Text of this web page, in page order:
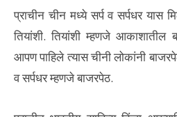
प्राचीन चीन मध्ये सर्प व सर्पधर
तियांशी. तियांशी म्हणजे आकाशातील
आपण पाहिले त्यास चीनी लोकांनी
व सर्पधर म्हणजे बाजरपेठ.